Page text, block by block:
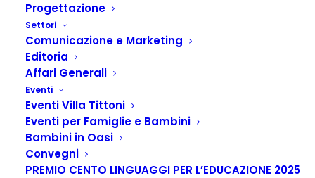
Progettazione
Settori
Comunicazione e Marketing
Editoria
Affari Generali
Eventi
Eventi Villa Tittoni
Eventi per Famiglie e Bambini
Bambini in Oasi
Convegni
PREMIO CENTO LINGUAGGI PER L’EDUCAZIONE 2025
Vacanza e natura
390,00 €
da
RAGAZZI/E 8-16 ANNI
31 luglio – 5 agosto 2022
costo: 390 €
Ritorna Vacanza e Natura, e il mondo si colora di nuovo di